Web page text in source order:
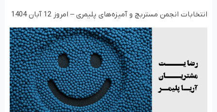
انتخابات انجمن مستربچ و آمیزه‌های پلیمری – امروز 12 آبان 1404